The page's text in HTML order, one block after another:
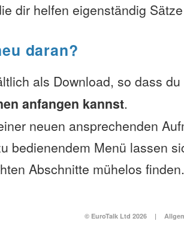
dir helfen eigenständig
daran?
als Download, so dass du
anfangen kannst.
neuen ansprechenden
bedienendem Menü lassen
Abschnitte mühelos finden.
© EuroTalk Ltd 2026 |